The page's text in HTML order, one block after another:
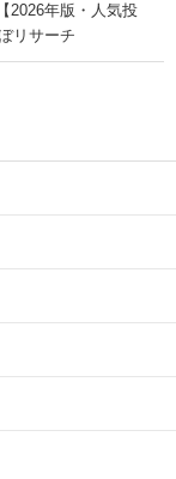
2026年版・人気投
リサーチ